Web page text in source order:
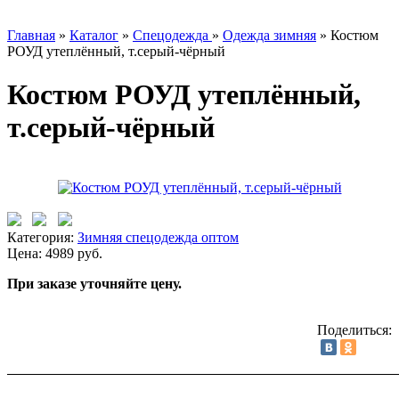
Главная » Каталог » Спецодежда » Одежда зимняя » Костюм
РОУД утеплённый, т.серый-чёрный
Костюм РОУД утеплённый,
т.серый-чёрный
Категория: Зимняя спецодежда оптом
Цена: 4989 руб.
При заказе уточняйте цену.
Поделиться: